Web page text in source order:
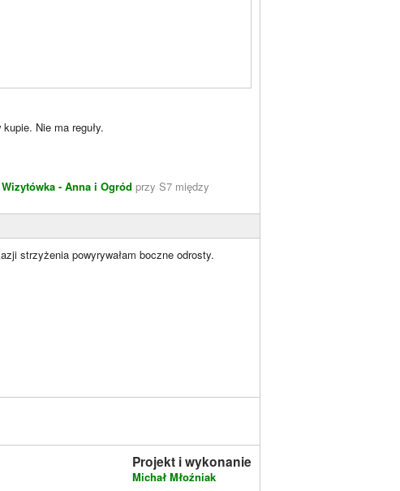
Nie ma reguły.
Wizytówka - Anna i Ogród przy S7 między
strzyżenia powyrywałam boczne odrosty.
Projekt i wykonanie
Michał Młoźniak